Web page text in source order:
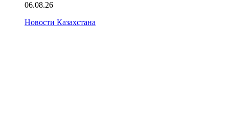
06.08.26
Новости Казахстана